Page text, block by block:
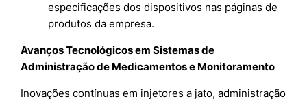
especificações dos dispositivos nas páginas de
produtos da empresa.
Avanços Tecnológicos em Sistemas de
Administração de Medicamentos e Monitoramento
Inovações contínuas em injetores a jato, administração